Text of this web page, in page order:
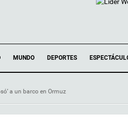
MUNDO DEPORTES
a un barco en Ormuz